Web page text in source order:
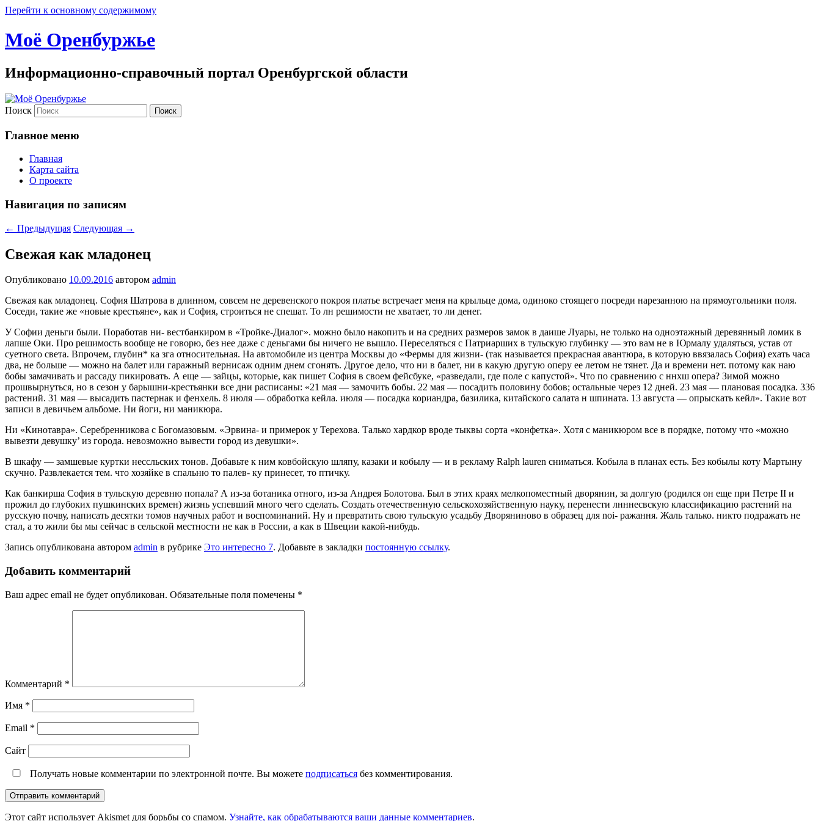
Перейти к основному содержимому
Моё Оренбуржье
Информационно-справочный портал Оренбургской области
Поиск
Главное меню
Главная
Карта сайта
О проекте
Навигация по записям
← Предыдущая Следующая →
Свежая как младонец
Опубликовано 10.09.2016 автором admin
Свежая как младонец. София Шатрова в длинном, совсем не деревенского по­кроя платье встреча­ет меня на крыльце дома, одиноко стоящего посреди нарезанною на пря­моугольники поля.
Соседи, такие же «новые крестьяне», как и София, строиться не спешат. То лн реши­мости не хватает, то ли денег.
У Софии деньги были. Поработав ни- вестбанкиром в «Тройке-Диалог». можно было накопить и на средних размеров замок в даише Луары, не только на одно­этажный деревянный ломик в
лапше Оки. Про решимость вообще не говорю, без нее даже с деньгами бы ничего не вышло. Переселяться с Патриарших в тульскую глубинку — это вам не в Юрмалу удаляться, устав от
суетного света. Впрочем, глубин* ка зга относительная. На автомобиле из центра Москвы до «Фермы для жизни- (так называется прекрасная авантюра, в кото­рую ввязалась София) ехать часа
два, не больше — можно на балет или гаражный вернисаж одним днем сгонять. Другое дело, что ни в балет, ни в какую другую оперу ее летом не тянет. Да и времени нет. потому как наю
бобы замачивать и рассаду пики­ровать. А еще — зайцы, которые, как пишет София в своем фейсбуке, «разведали, где поле с капустой». Что по сравнению с ннхш опера? Зимой можно
прошвырнуться, но в сезон у барышни-крестьянки все дни рас­писаны: «21 мая — замочить бобы. 22 мая — посадить половину бобов; остальные через 12 дней. 23 мая — плановая посадка. 336
растений. 31 мая — высадить пастер­нак и фенхель. 8 июля — обработка кейла. июля — посадка кориандра, базилика, китайского салата н шпината. 13 августа — опрыскать кейл». Такие вот
записи в де­вичьем альбоме. Ни йоги, ни маникюра.
Ни «Кинотавра». Серебренникова с Бого­мазовым. «Эрвина- и примерок у Терехова. Талько хардкор вроде тыквы сорта «конфет­ка». Хотя с маникюром все в порядке, пото­му что «можно
вывезти девушку’ из города. невозможно вывести город из девушки».
В шкафу — замшевые куртки нессльских тонов. Добавьте к ним ковбойскую шляпу, казаки и кобылу — и в рекламу Ralph lauren сниматься. Кобыла в планах есть. Без кобылы коту Мартыну
скучно. Развле­кается тем. что хозяйке в спальню то палев- ку принесет, то птичку.
Как банкирша София в тульскую де­ревню попала? А из-за ботаника отного, из-за Андрея Болотова. Был в этих краях мелкопоместный дворянин, за долгую (родился он еще при Петре II и
прожил до глубоких пушкинских времен) жизнь успевший много чего сделать. Создать оте­чественную сельскохозяйственную науку, перенести лнннесвскую классификацию растений на
русскую почву, написать десятки томов научных работ и воспоми­наний. Ну и превратить свою тульскую усадьбу Дворяниново в образец для noi- ражання. Жаль талько. никто подражать не
стал, а то жили бы мы сейчас в сельской местности не как в России, а как в Швеции какой-нибудь.
Запись опубликована автором admin в рубрике Это интересно 7. Добавьте в закладки постоянную ссылку.
Добавить комментарий
Ваш адрес email не будет опубликован. Обязательные поля помечены *
Комментарий *
Имя *
Email *
Сайт
Получать новые комментарии по электронной почте. Вы можете подписаться без комментирования.
Этот сайт использует Akismet для борьбы со спамом. Узнайте, как обрабатываются ваши данные комментариев.